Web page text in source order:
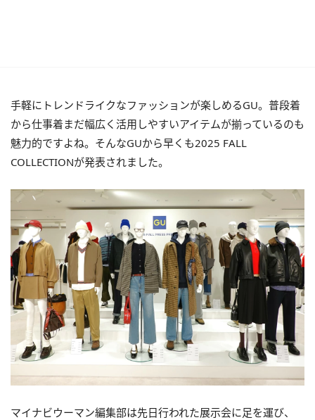
手軽にトレンドライクなファッションが楽しめるGU。普段着
から仕事着まだ幅広く活用しやすいアイテムが揃っているのも
魅力的ですよね。そんなGUから早くも2025 FALL
COLLECTIONが発表されました。
マイナビウーマン編集部は先日行われた展示会に足を運び、